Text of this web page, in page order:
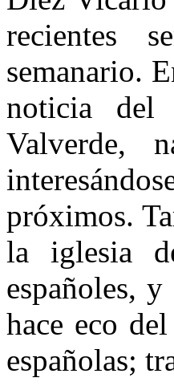
recientes
semanario.
noticia del
Valverde,
próximos.
la iglesia
españoles,
hace eco
españolas;